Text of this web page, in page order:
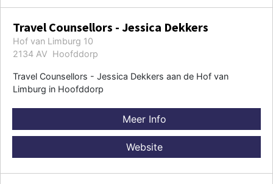
Travel Counsellors - Jessica Dekkers
Hof van Limburg 10
2134 AV Hoofddorp
Travel Counsellors - Jessica Dekkers aan de Hof van
Limburg in Hoofddorp
Meer Info
Website